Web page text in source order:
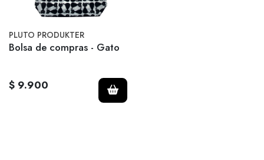
PLUTO PRODUKTER
Bolsa de compras - Gato
$ 9.900